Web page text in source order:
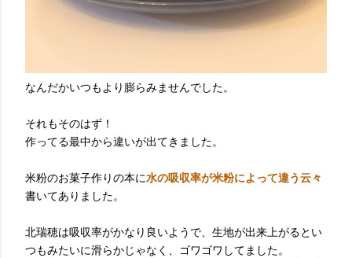
なんだかいつもより膨らみませんでした。
それもそのはず！
作ってる最中から違いが出てきました。
米粉のお菓子作りの本に水の吸収率が米粉によって違う云々
書いてありました。
北瑞穂は吸収率がかなり良いようで、生地が出来上がるとい
つもみたいに滑らかじゃなく、ゴワゴワしてました。